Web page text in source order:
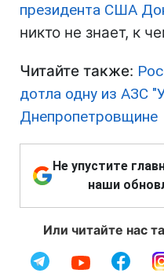
президента США
никто не знает, к
Читайте также:
дотла одну из АЗС
Днепропетровщине
Не упустите
наши
Или читайте нас